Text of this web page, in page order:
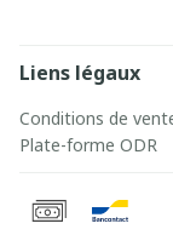
Liens légaux
Conditions de
Plate-forme ODR